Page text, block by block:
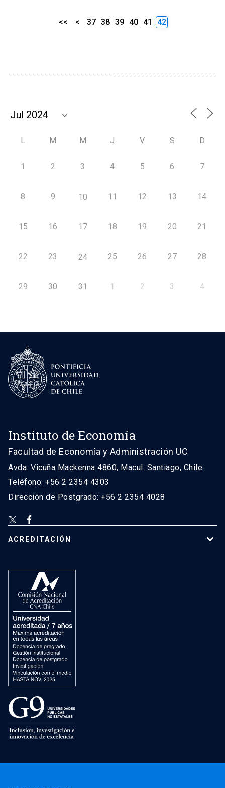
<< < 37 38 39 40 41 42
L M M J V S D
1 2 3 4 5 6 7
8 9 10 11 12 13 14
15 16 17 18 19 20 21
22 23 24 25 26 27 28
29 30 31 1 2 3 4
Instituto de Economía
Facultad de Economía y Administración UC
Avda. Vicuña Mackenna 4860, Macul. Santiago, Chile
Teléfono: +56 2 2354 4303
Dirección de Postgrado: +56 2 2354 4028
ACREDITACIÓN